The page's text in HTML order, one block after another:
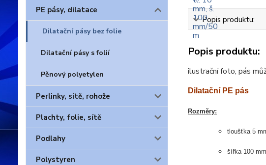
PE pásy, dilatace
Dilatační pásy bez folie
Dilatační pásy s folií
Pěnový polyetylen
Perlinky, sítě, rohože
Plachty, folie, sítě
Podlahy
Polystyren
Popis produktu:
Popis produktu:
ilustrační foto, pás
Dilatační PE pás
Rozměry:
tloušťka 5
šířka 100 mm